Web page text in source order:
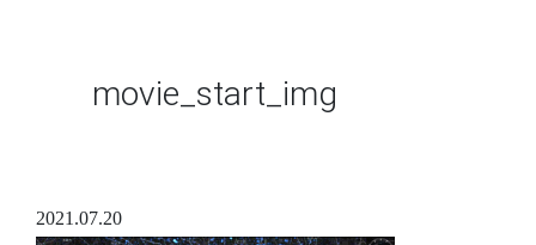
movie_start_img
2021.07.20